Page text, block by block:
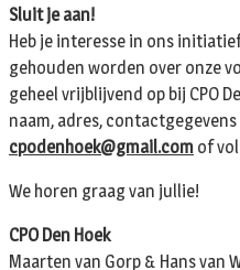
Sluit je aan!
Heb je interesse in ons
gehouden worden over onze
geheel vrijblijvend op bij CPO
naam, adres,
cpodenhoek@gmail.com of
We horen graag van jullie!
CPO Den Hoek
Maarten van Gorp & Hans van